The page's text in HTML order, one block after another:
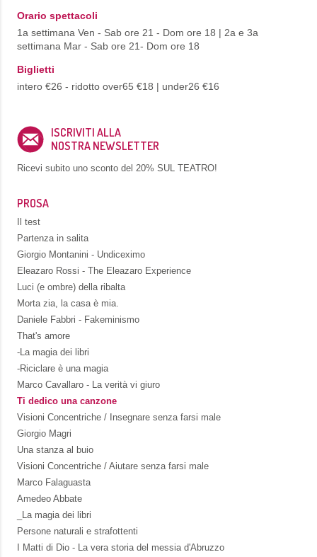
Orario spettacoli
1a settimana Ven - Sab ore 21 - Dom ore 18 | 2a e 3a
settimana Mar - Sab ore 21- Dom ore 18
Biglietti
intero €26 - ridotto over65 €18 | under26 €16
ISCRIVITI ALLA
NOSTRA NEWSLETTER
Ricevi subito uno sconto del 20% SUL TEATRO!
PROSA
Il test
Partenza in salita
Giorgio Montanini - Undiceximo
Eleazaro Rossi - The Eleazaro Experience
Luci (e ombre) della ribalta
Morta zia, la casa è mia.
Daniele Fabbri - Fakeminismo
That's amore
-La magia dei libri
-Riciclare è una magia
Marco Cavallaro - La verità vi giuro
Ti dedico una canzone
Visioni Concentriche / Insegnare senza farsi male
Giorgio Magri
Una stanza al buio
Visioni Concentriche / Aiutare senza farsi male
Marco Falaguasta
Amedeo Abbate
_La magia dei libri
Persone naturali e strafottenti
I Matti di Dio - La vera storia del messia d'Abruzzo